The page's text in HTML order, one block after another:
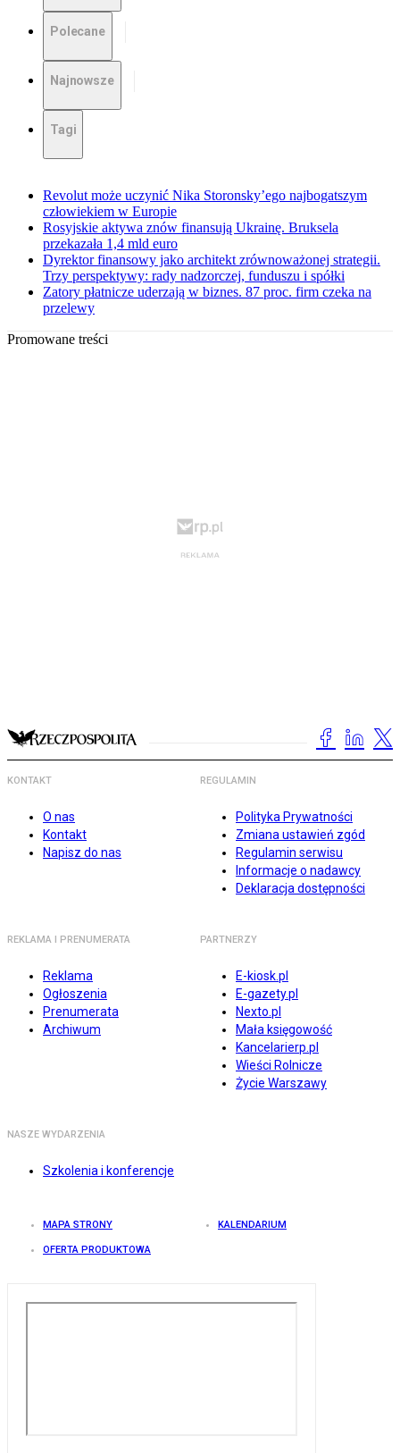
Polecane
Najnowsze
Tagi
Revolut może uczynić Nika Storonsky’ego najbogatszym
człowiekiem w Europie
Rosyjskie aktywa znów finansują Ukrainę. Bruksela
przekazała 1,4 mld euro
Dyrektor finansowy jako architekt zrównoważonej strategii.
Trzy perspektywy: rady nadzorczej, funduszu i spółki
Zatory płatnicze uderzają w biznes. 87 proc. firm czeka na
przelewy
Promowane treści
KONTAKT
O nas
Kontakt
Napisz do nas
REGULAMIN
Polityka Prywatności
Zmiana ustawień zgód
Regulamin serwisu
Informacje o nadawcy
Deklaracja dostępności
REKLAMA I PRENUMERATA
Reklama
Ogłoszenia
Prenumerata
Archiwum
PARTNERZY
E-kiosk.pl
E-gazety.pl
Nexto.pl
Mała księgowość
Kancelarierp.pl
Wieści Rolnicze
Życie Warszawy
NASZE WYDARZENIA
Szkolenia i konferencje
MAPA STRONY KALENDARIUM
OFERTA PRODUKTOWA